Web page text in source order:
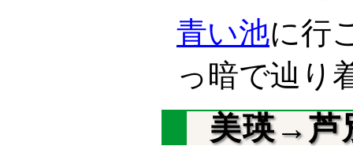
青い池に行
っ暗で辿り
美瑛→芦